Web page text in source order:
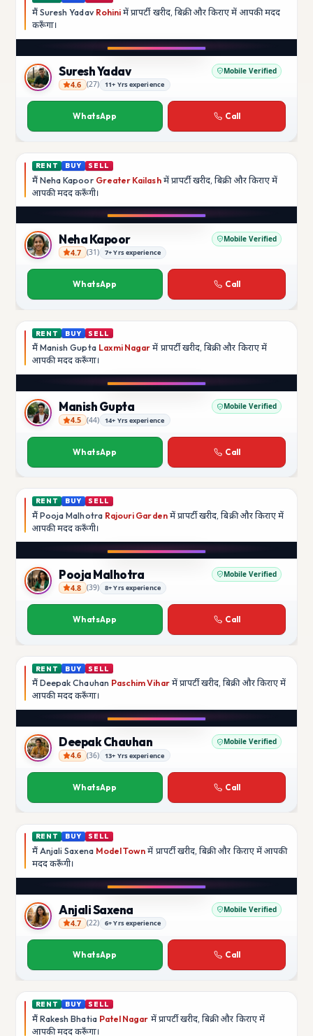
मैं Suresh Yadav Rohini में प्रापर्टी खरीद, बिक्री और किराए में आपकी मदद
करूँगा।
Suresh Yadav
Suresh Yadav Mobile Verified
4.6 (27) 11+ Yrs experience
WhatsApp Call
RENT BUY SELL
मैं Neha Kapoor Greater Kailashमें प्रापर्टी खरीद, बिक्री और किराए में
आपकी मददकरूँगी।
Neha Kapoor
Neha Kapoor Mobile Verified
4.7 (31) 7+ Yrs experience
WhatsApp Call
RENT BUY SELL
मैं Manish Gupta Laxmi Nagar में प्रापर्टी खरीद, बिक्री और किराए में
आपकी मददकरूँगा।
Manish Gupta
Manish Gupta Mobile Verified
4.5 (44) 14+ Yrs experience
WhatsApp Call
RENT BUY SELL
मैं Pooja Malhotra Rajouri Gardenमें प्रापर्टी खरीद, बिक्री और किराए में
आपकी मददकरूँगी।
Pooja Malhotra
Pooja Malhotra Mobile Verified
4.8 (39) 8+ Yrs experience
WhatsApp Call
RENT BUY SELL
मैं Deepak Chauhan Paschim Viharमें प्रापर्टी खरीद, बिक्री और किराए में
आपकी मददकरूँगा।
Deepak Chauhan
Deepak Chauhan Mobile Verified
4.6 (36) 13+ Yrs experience
WhatsApp Call
RENT BUY SELL
मैं Anjali Saxena Model Town में प्रापर्टी खरीद, बिक्री और किराए में आपकी
मददकरूँगी।
Anjali Saxena
Anjali Saxena Mobile Verified
4.7 (22) 6+ Yrs experience
WhatsApp Call
RENT BUY SELL
मैं Rakesh Bhatia Patel Nagar में प्रापर्टी खरीद, बिक्री और किराए में
आपकी मददकरूँगा।